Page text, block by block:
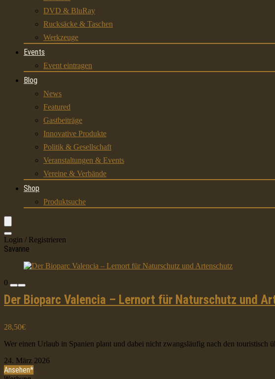
DVD & BluRay
Rucksäcke & Taschen
Werkzeuge
Events
Event eintragen
Blog
News
Featured
Gastbeiträge
Innovative Produkte
Politik & Gesellschaft
Veranstaltungen & Events
Vereine & Verbände
Shop
Produktsuche
Login / Registrieren
Savanne
0
Der Bioparc Valencia – Lernort für Naturschutz und
28,50€
Wer einen Urlaub in Spanien plant und dabei nicht zwangsläufig nach den touristisch
24. März 2026
Ansehen*